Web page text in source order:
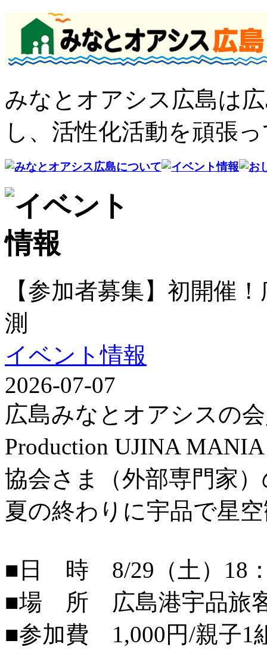
みなとオアシス広島は
し、活性化活動を頑張
【参加者募集】初開催
測
イベント情報
2026-07-07
広島みなとオアシスの
Production UJINA
協会さま（外部専門家
夏の終わりに宇品で星
■日 時 8/29（土）18
■場 所 広島港宇品旅
■参加費 1,000円/親子1